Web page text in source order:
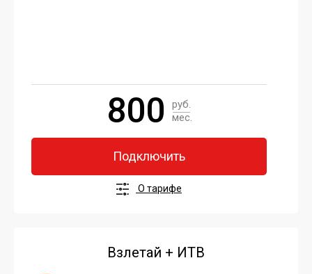
800
руб.
мес.
Подключить
О тарифе
Взлетай + ИТВ